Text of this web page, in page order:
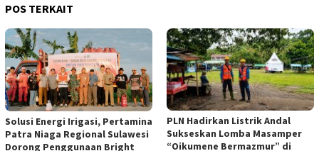
POS TERKAIT
Solusi Energi Irigasi, Pertamina
Patra Niaga Regional Sulawesi
Dorong Penggunaan Bright
PLN Hadirkan Listrik Andal
Sukseskan Lomba Masamper
“Oikumene Bermazmur” di